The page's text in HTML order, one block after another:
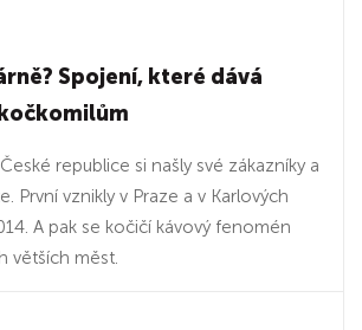
Spojení, které dává
republice si našly své zákazníky a
První vznikly v Praze a v Karlových
A pak se kočičí kávový fenomén
větších měst.